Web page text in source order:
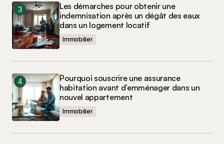
Les démarches pour obtenir une
indemnisation après un dégât des eaux
dans un logement locatif
Immobilier
Pourquoi souscrire une assurance
habitation avant d’emménager dans un
nouvel appartement
Immobilier